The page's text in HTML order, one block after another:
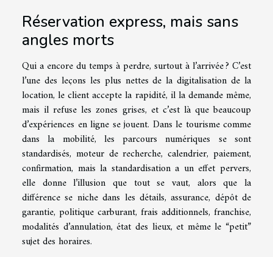
Réservation express, mais sans
angles morts
Qui a encore du temps à perdre, surtout à l’arrivée ? C’est
l’une des leçons les plus nettes de la digitalisation de la
location, le client accepte la rapidité, il la demande même,
mais il refuse les zones grises, et c’est là que beaucoup
d’expériences en ligne se jouent. Dans le tourisme comme
dans la mobilité, les parcours numériques se sont
standardisés, moteur de recherche, calendrier, paiement,
confirmation, mais la standardisation a un effet pervers,
elle donne l’illusion que tout se vaut, alors que la
différence se niche dans les détails, assurance, dépôt de
garantie, politique carburant, frais additionnels, franchise,
modalités d’annulation, état des lieux, et même le “petit”
sujet des horaires.